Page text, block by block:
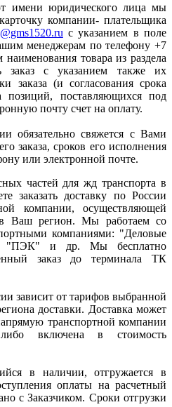
имени юридического лица мы
компании- плательщика
с указанием в поле
менеджерам по телефону +7
товара из раздела
заказ с указанием также их
заказа (и согласования срока
позиций, поставляющихся под
почту счет на оплату.
обязательно свяжется с Вами
заказа, сроков его исполнения
или электронной почте.
частей для жд транспорта в
заказать доставку по России
компании, осуществляющей
в Ваш регион. Мы работаем со
компаниями: "Деловые
"ПЭК" и др. Мы бесплатно
заказ до терминала ТК
зависит от тарифов выбранной
доставки. Доставка может
транспортной компании
включена в стоимость
в наличии, отгружается в
оплаты на расчетный
с Заказчиком. Сроки отгрузки